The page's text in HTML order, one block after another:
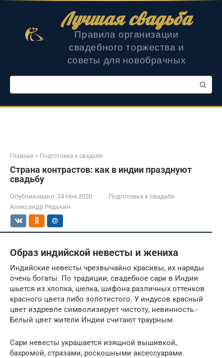
Лучшая свадьба
Правила организации
свадебного торжества и
советы для новобрачных
Поиск:
Главная » Подготовка к свадьбе
Страна контрастов: как в индии празднуют
свадьбу
Опубликовано: 24 Ноя 2020
Подготовка к свадьбе
Александр Редькин
Образ индийской невесты и жениха
Индийские невесты чрезвычайно красивы, их наряды
очень богаты. По традиции, свадебное сари в Индии
шьется из хлопка, шелка, шифона различных оттенков
красного цвета либо золотистого. У индусов красный
цвет издревле символизирует чистоту, невинность.­
Белый цвет жители Индии считают траурным.
Сари невесты украшается изящной вышивкой,
бахромой, стразами, роскошными аксессуарами.